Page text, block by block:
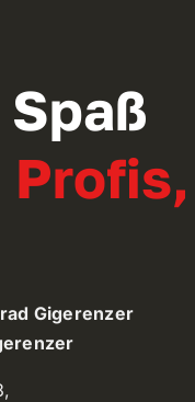
Gigerenzer